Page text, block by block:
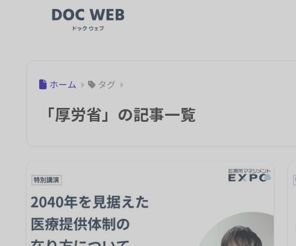
ホーム タグ
「厚労省」の記事一覧